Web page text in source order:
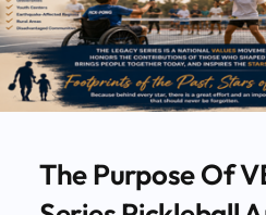
The Purpose Of